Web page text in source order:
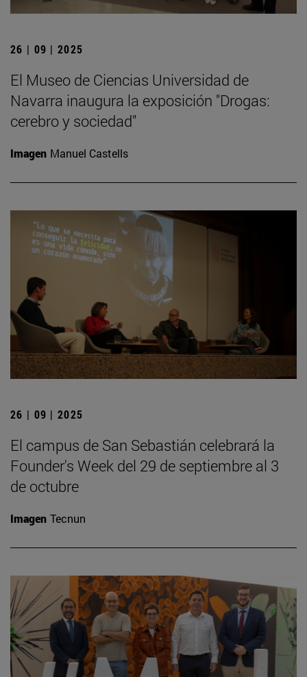
26 | 09 | 2025
El Museo de Ciencias Universidad de
Navarra inaugura la exposición "Drogas:
cerebro y sociedad"
Imagen Manuel Castells
26 | 09 | 2025
El campus de San Sebastián celebrará la
Founder's Week del 29 de septiembre al 3
de octubre
Imagen Tecnun